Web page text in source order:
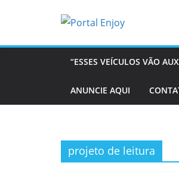
“ESSES VEÍCULOS VÃO
ANUNCIE AQUI
projeto de leitura